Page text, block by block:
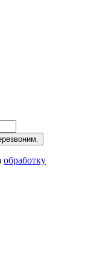
обработку